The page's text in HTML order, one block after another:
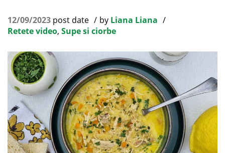
12/09/2023 post date by Liana Liana
Retete video, Supe si ciorbe